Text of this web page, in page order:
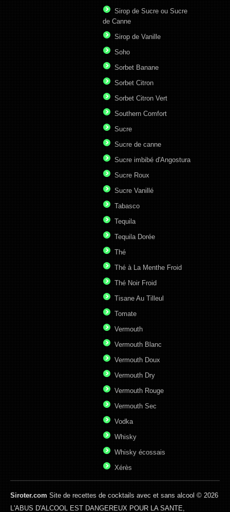
Sirop de Sucre ou Sucre
de Canne
Sirop de Vanille
Soho
Sorbet Banane
Sorbet Citron
Sorbet Citron Vert
Southern Comfort
Sucre
Sucre de canne
Sucre imbibé d'Angostura
Sucre Roux
Sucre Vanillé
Tabasco
Tequila
Tequila Dorée
Thé
Thé à La Menthe Froid
Thé Noir Froid
Tisane Au Tilleul
Tomate
Vermouth
Vermouth Blanc
Vermouth Doux
Vermouth Dry
Vermouth Rouge
Vermouth Sec
Vodka
Whisky
Whisky écossais
Xérès
Siroter.comSite de recettes de cocktails avec et sans alcool © 2026
L'ABUS D'ALCOOL EST DANGEREUX POUR LA SANTE,